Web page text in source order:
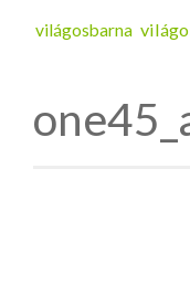
világosbarna